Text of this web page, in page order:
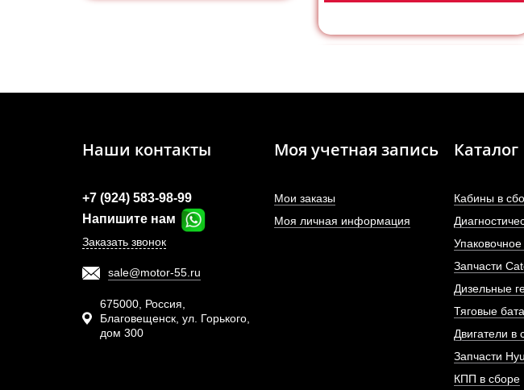
ТНВД (топливный насос
высокого давления) Евро-2...
АРТИКУЛ: 3973900, BHF6P120005
Наши контакты
+7 (924) 583-98-99
Напишите нам
Заказать звонок
sale@motor-55.ru
675000, Россия,
Благовещенск, ул. Горького,
дом 300
Моя учетная запись
Мои заказы
Моя личная информация
Каталог
Двигатели в
КПП в сборе
Запчасти
Кабины в
Запчасти
Дизельные
Тяговые